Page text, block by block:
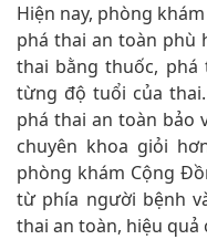
Hiện nay, phòng
phá thai an toàn phù
thai bằng thuốc,
từng độ tuổi của
phá thai an toàn bảo
chuyên khoa giỏi
phòng khám Cộng
từ phía người bệnh
thai an toàn, hiệu quả